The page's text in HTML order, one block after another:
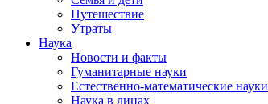
Путешествие
Утраты
Наука
Новости и факты
Гуманитарные науки
Естественно-математические науки
Наука в лицах